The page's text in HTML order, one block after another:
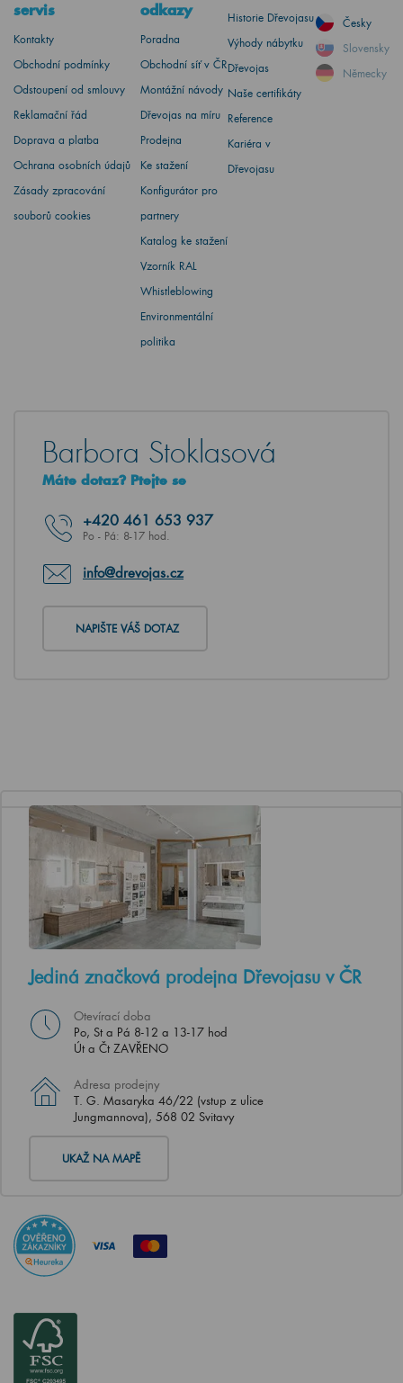
servis
Kontakty
Obchodní podmínky
Odstoupení od smlouvy
Reklamační řád
Doprava a platba
Ochrana osobních údajů
Zásady zpracování
souborů cookies
odkazy
Poradna
Obchodní síť v ČR
Montážní návody
Dřevojas na míru
Prodejna
Ke stažení
Konfigurátor pro
partnery
Katalog ke stažení
Vzorník RAL
Whistleblowing
Environmentální
politika
Historie Dřevojasu
Výhody nábytku
Dřevojas
Naše certifikáty
Reference
Kariéra v
Dřevojasu
Česky
Slovensky
Německy
Barbora Stoklasová
Máte dotaz? Ptejte se
+420 461 653 937
Po - Pá: 8-17 hod.
info@drevojas.cz
NAPIŠTE VÁŠ DOTAZ
Jediná značková prodejna Dřevojasu v ČR
Otevírací doba
Po, St a Pá 8-12 a 13-17 hod
Út a Čt ZAVŘENO
Adresa prodejny
T. G. Masaryka 46/22 (vstup z ulice
Jungmannova), 568 02 Svitavy
UKAŽ NA MAPĚ